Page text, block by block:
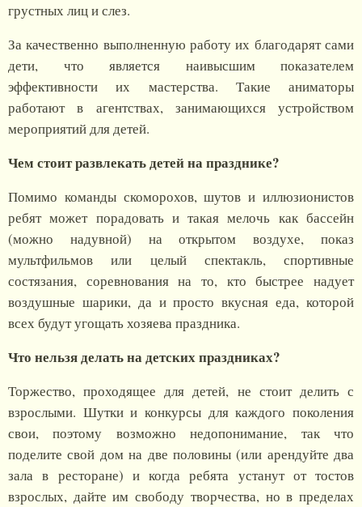
грустных лиц и слез.
За качественно выполненную работу их благодарят сами
дети, что является наивысшим показателем
эффективности их мастерства. Такие аниматоры
работают в агентствах, занимающихся устройством
мероприятий для детей.
Чем стоит развлекать детей на празднике?
Помимо команды скоморохов, шутов и иллюзионистов
ребят может порадовать и такая мелочь как бассейн
(можно надувной) на открытом воздухе, показ
мультфильмов или целый спектакль, спортивные
состязания, соревнования на то, кто быстрее надует
воздушные шарики, да и просто вкусная еда, которой
всех будут угощать хозяева праздника.
Что нельзя делать на детских праздниках?
Торжество, проходящее для детей, не стоит делить с
взрослыми. Шутки и конкурсы для каждого поколения
свои, поэтому возможно недопонимание, так что
поделите свой дом на две половины (или арендуйте два
зала в ресторане) и когда ребята устанут от тостов
взрослых, дайте им свободу творчества, но в пределах